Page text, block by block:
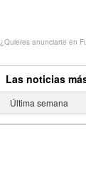
¿Quieres anunciarte en
Las noticias
Última semana